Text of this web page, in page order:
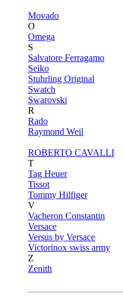
Movado
O
Omega
S
Salvatore Ferragamo
Seiko
Stuhrling Original
Swatch
Swarovski
R
Rado
Raymond Weil
ROBERTO CAVALLI
T
Tag Heuer
Tissot
Tommy Hilfiger
V
Vacheron Constantin
Versace
Versus by Versace
Victorinox swiss army
Z
Zenith